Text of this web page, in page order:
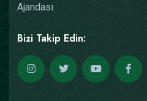
Ajandası
Bizi Takip Edin: